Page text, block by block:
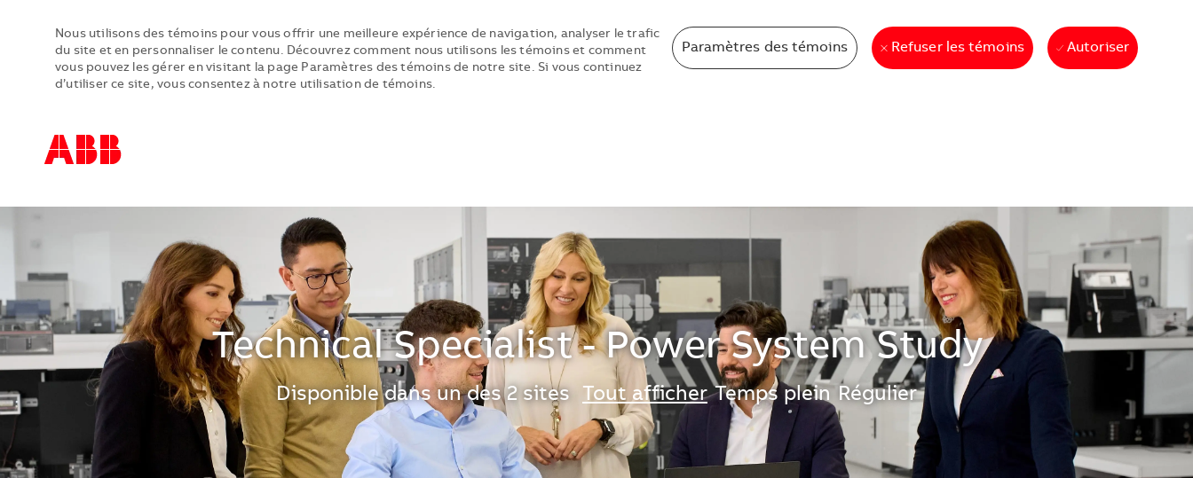
Nous utilisons des témoins pour vous offrir une meilleure expérience de navigation, analyser le trafic
du site et en personnaliser le contenu. Découvrez comment nous utilisons les témoins et comment
vous pouvez les gérer en visitant la page Paramètres des témoins de notre site. Si vous continuez
d’utiliser ce site, vous consentez à notre utilisation de témoins.
Paramètres des témoins Refuser les témoins Autoriser
Technical Specialist - Power System Study
Disponible dans un des 2 sites Tout afficher Temps plein Régulier